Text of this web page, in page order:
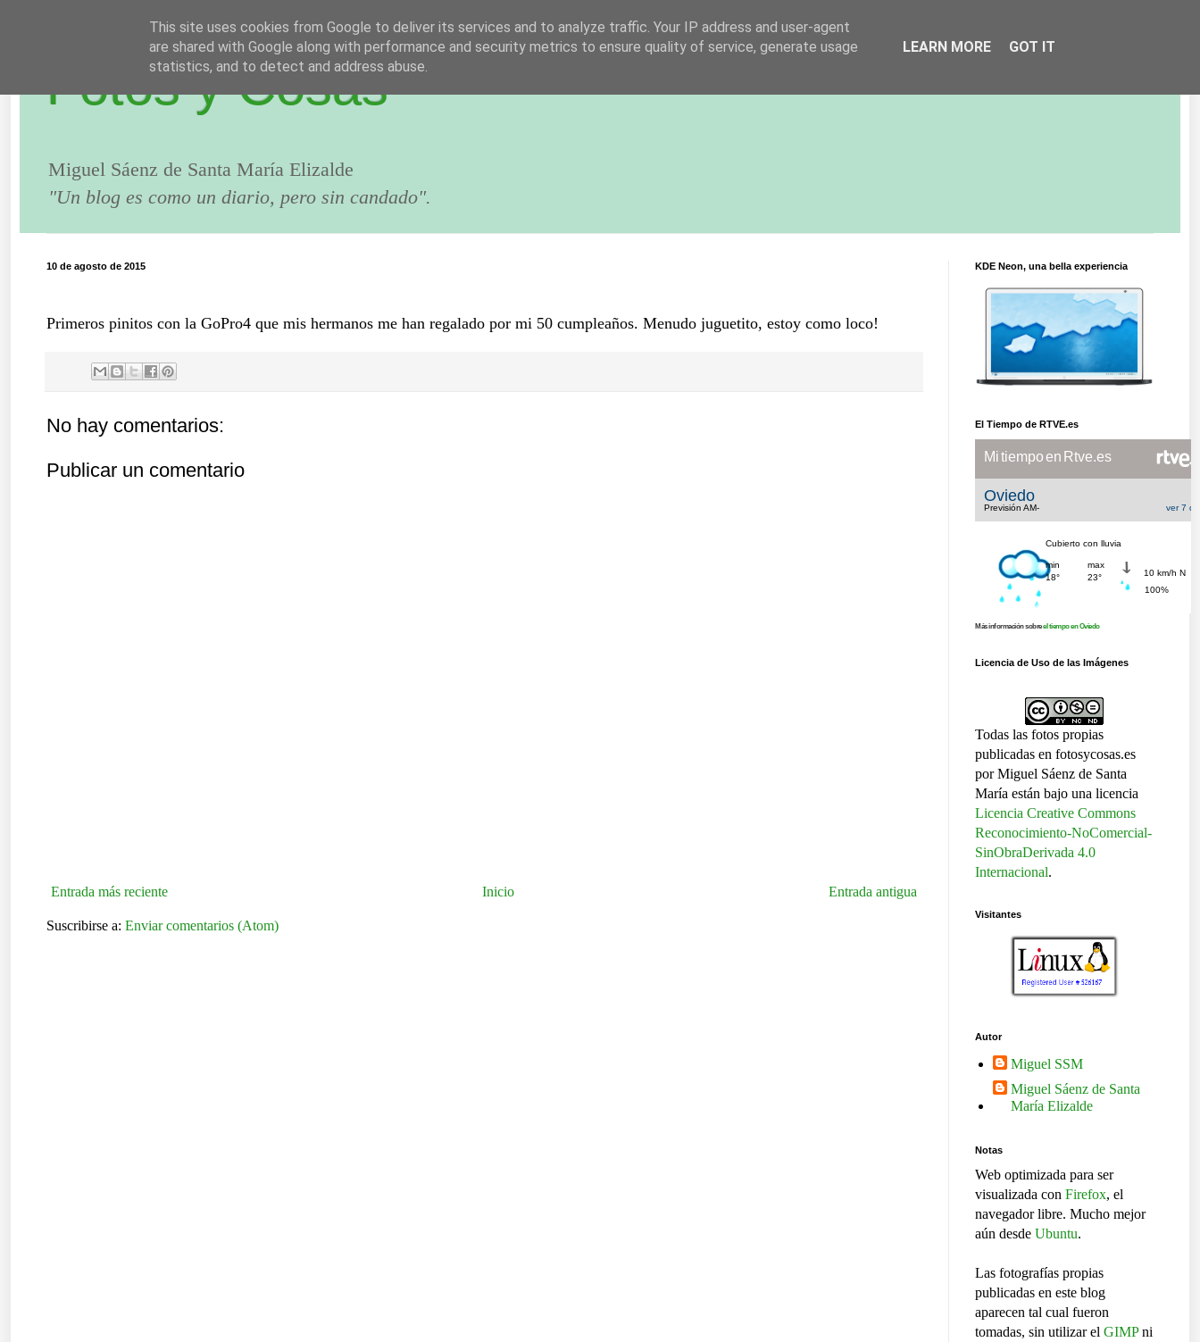
Fotos y Cosas
Miguel Sáenz de Santa María Elizalde
"Un blog es como un diario, pero sin candado".
10 de agosto de 2015
Primeros pinitos con la GoPro4 que mis hermanos me han regalado por mi 50 cumpleaños. Menudo juguetito, estoy como loco!
No hay comentarios:
Publicar un comentario
Entrada más reciente Entrada antigua
Inicio
Suscribirse a: Enviar comentarios (Atom)
KDE Neon, una bella experiencia
El Tiempo de RTVE.es
Más información sobreel tiempo en Oviedo
Licencia de Uso de las Imágenes
Todas las fotos propias
publicadas en fotosycosas.es
por Miguel Sáenz de Santa
María están bajo una licencia
Licencia Creative Commons
Reconocimiento-NoComercial-
SinObraDerivada 4.0
Internacional.
Visitantes
Autor
Miguel SSM
Miguel Sáenz de Santa
María Elizalde
Notas
Web optimizada para ser
visualizada con Firefox, el
navegador libre. Mucho mejor
aún desde Ubuntu.
Las fotografías propias
publicadas en este blog
aparecen tal cual fueron
tomadas, sin utilizar el GIMPni
This site uses cookies from Google to deliver its services and to analyze traffic. Your IP address and user-agent
are shared with Google along with performance and security metrics to ensure quality of service, generate usage
statistics, and to detect and address abuse.
LEARN MORE GOT IT